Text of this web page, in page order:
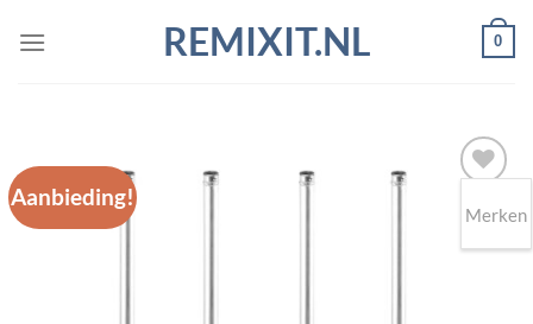
naar
REMIXIT.NL 0
Aanbieding!
Toevoegen
Merken